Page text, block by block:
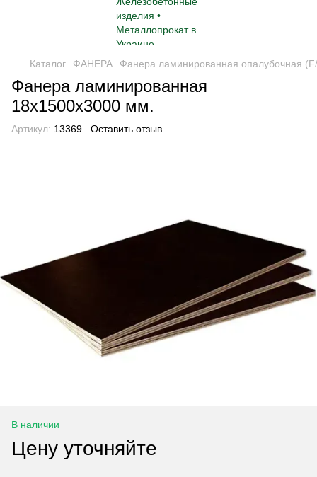
Каталог ФАНЕРА Фанера ламинированная опалубочная
Фанера ламинированная
18х1500х3000 мм.
Артикул: 13369 Оставить отзыв
В наличии
Цену уточняйте